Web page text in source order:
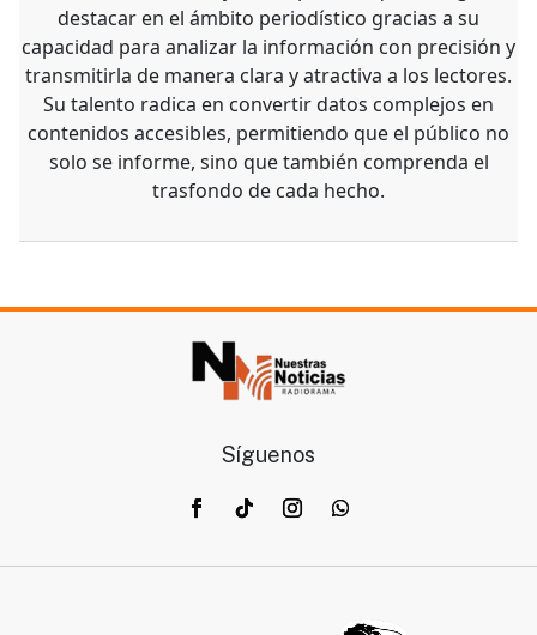
destacar en el ámbito periodístico gracias a su
capacidad para analizar la información con precisión y
transmitirla de manera clara y atractiva a los lectores.
Su talento radica en convertir datos complejos en
contenidos accesibles, permitiendo que el público no
solo se informe, sino que también comprenda el
trasfondo de cada hecho.
Síguenos